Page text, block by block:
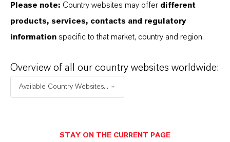
DOWNLOAD
Macrolex-Farbstoffe erfolgreich
ab (PDF, 254,6 KB)
(RTF, 6,3 KB)
Please note: Country websites may offer different
products, services, contacts and regulatory
information specific to that market, country and region.
Overview of all our country websites worldwide:
Available Country Websites...
STAY ON THE CURRENT PAGE